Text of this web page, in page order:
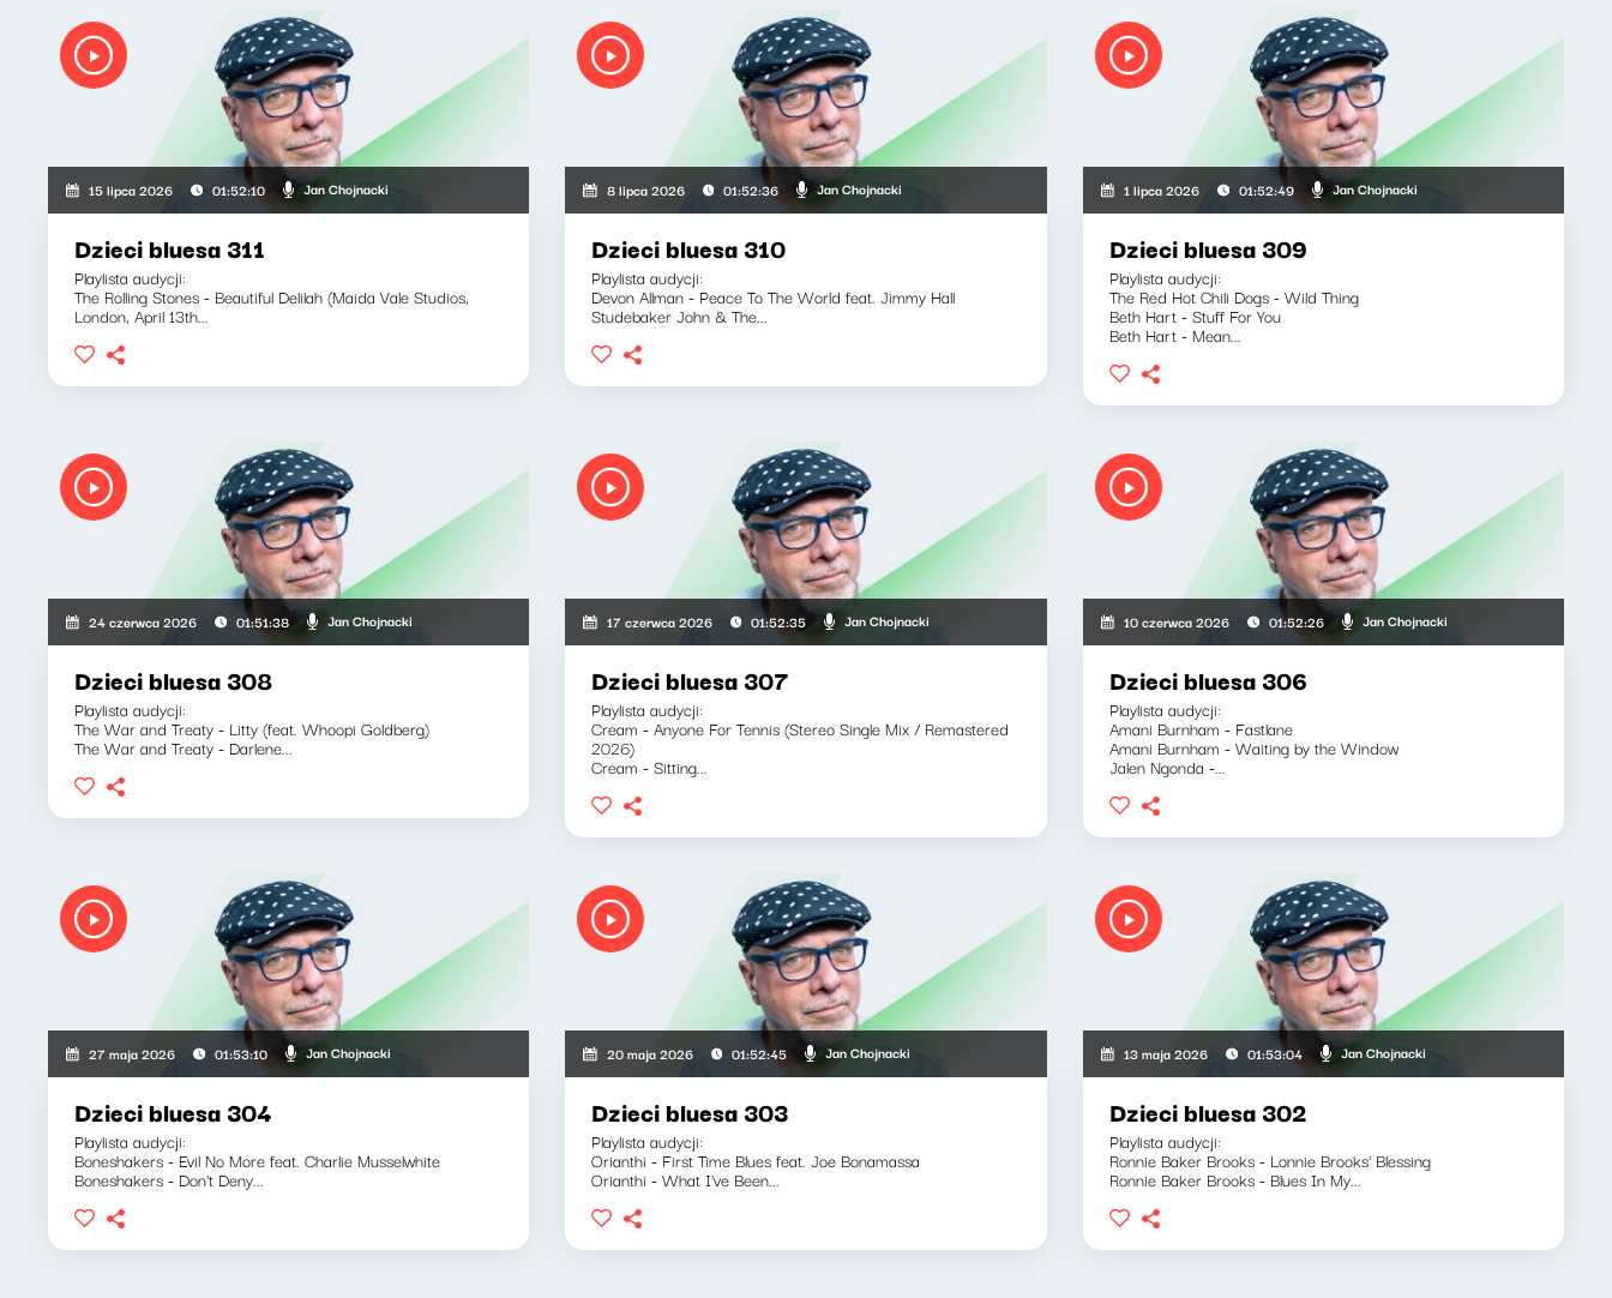
15 lipca 2026 01:52:10 Jan Chojnacki
Dzieci bluesa 311
Playlista audycji:
The Rolling Stones - Beautiful Delilah (Maida Vale Studios,
London, April 13th...
8 lipca 2026 01:52:36 Jan Chojnacki
Dzieci bluesa 310
Playlista audycji:
Devon Allman - Peace To The World feat. Jimmy Hall
Studebaker John & The...
1 lipca 2026 01:52:49 Jan Chojnacki
Dzieci bluesa 309
Playlista audycji:
The Red Hot Chili Dogs - Wild Thing
Beth Hart - Stuff For You
Beth Hart - Mean...
24 czerwca 2026 01:51:38 Jan Chojnacki
Dzieci bluesa 308
Playlista audycji:
The War and Treaty - Litty (feat. Whoopi Goldberg)
The War and Treaty - Darlene...
17 czerwca 2026 01:52:35 Jan Chojnacki
Dzieci bluesa 307
Playlista audycji:
Cream - Anyone For Tennis (Stereo Single Mix / Remastered
2026)
Cream - Sitting...
10 czerwca 2026 01:52:26 Jan Chojnacki
Dzieci bluesa 306
Playlista audycji:
Amani Burnham - Fastlane
Amani Burnham - Waiting by the Window
Jalen Ngonda -...
27 maja 2026 01:53:10 Jan Chojnacki
Dzieci bluesa 304
Playlista audycji:
Boneshakers - Evil No More feat. Charlie Musselwhite
Boneshakers - Don't Deny...
20 maja 2026 01:52:45 Jan Chojnacki
Dzieci bluesa 303
Playlista audycji:
Orianthi - First Time Blues feat. Joe Bonamassa
Orianthi - What I've Been...
13 maja 2026 01:53:04 Jan Chojnacki
Dzieci bluesa 302
Playlista audycji:
Ronnie Baker Brooks - Lonnie Brooks' Blessing
Ronnie Baker Brooks - Blues In My...